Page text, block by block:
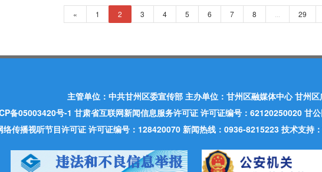
« 1 2 3 4 5 6 7 8 29
主管单位：中共甘州区委宣传部 主办单位：甘州区融媒体中心 甘州区
备05003420号-1 甘肃省互联网新闻信息服务许可证 许可证编号：62120250020 甘
络传播视听节目许可证 许可证编号：128420070 新闻热线：0936-8215223 技术支持